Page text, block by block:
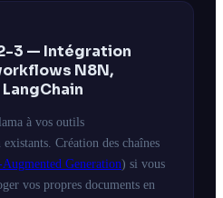
3 — Intégration
N8N,
à vos outils
Création des chaînes
Generation) si vous
vos propres documents en